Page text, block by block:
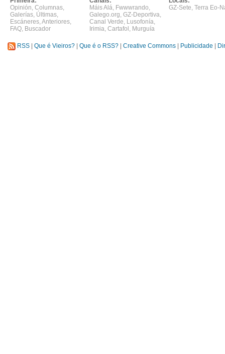
Opinión, Columnas,
Galerías, Últimas,
Escáneres,Anteriores,
FAQ, Buscador
Máis Alá, Fwwwrando,
Galego.org, GZ-Deportiva,
Canal Verde, Lusofonía,
Irimia, Cartafol , Murguía
GZ-Sete, Terra Eo-
RSS Que é Vieiros? Que é o RSS? Creative Commons Publicidade